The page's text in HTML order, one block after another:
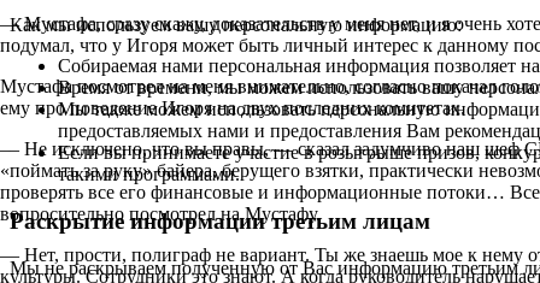
— Мустафа, сразу скажу, доказательств у меня нет, и я очень
подумал, что у Игоря может быть личный интерес к данному
Мустафа посмотрел на меня внимательно, согласно покачал
ему про поведение Игоря на двух последних комитетах.
–– Не исключено, что вы правы, — сказал задумчиво наш шеф
«поймать за руку» байера, берущего взятки, практически
проверять все его финансовые и информационные потоки…
вопросительно посмотрел на Мустафу.
— Нет, прости, полиграф не вариант. Ты же знаешь мое к нему
культуры. Сотрудники это знают. А когда руководитель
Как мы используем вашу персональную информацию:
Собираемая нами персональная информация позволяет
Время от времени, мы можем использовать вашу
Мы также можем использовать персональную
предоставляемых нами и предоставления Вам
Если вы принимаете участие в розыгрыше призов,
такими программами.
Раскрытие информации третьим лицам
Мы не раскрываем полученную от Вас информацию третьим